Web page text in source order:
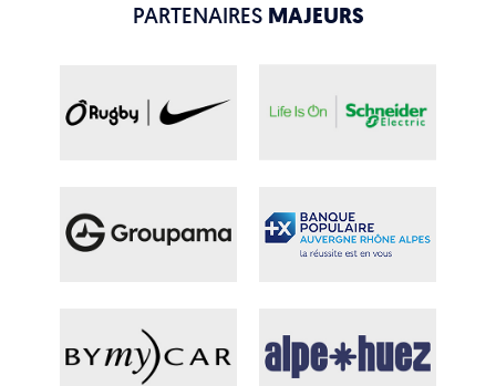
PARTENAIRES MAJEURS